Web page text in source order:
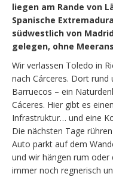
liegen am Rande von
Spanische
südwestlich von
gelegen, ohne
Wir verlassen Toledo in
nach Cárceres. Dort
Barruecos – ein
Cáceres. Hier gibt es
Infrastruktur… und eine
Die nächsten Tage
Auto parkt auf dem
und wir hängen rum oder
immer noch regnerisch